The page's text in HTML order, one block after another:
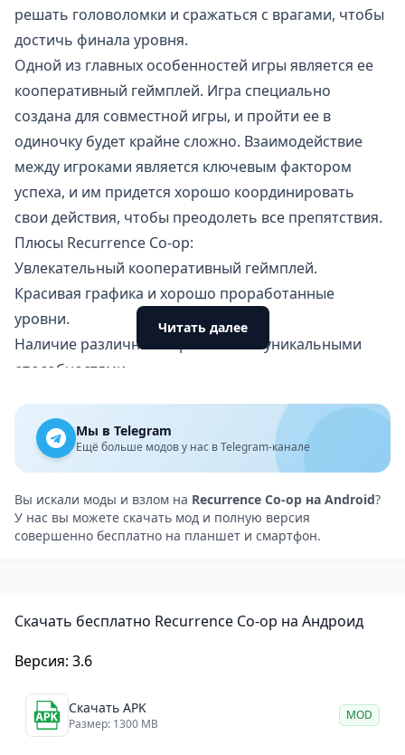
решать головоломки и сражаться с врагами, чтобы
достичь финала уровня.
Одной из главных особенностей игры является ее
кооперативный геймплей. Игра специально
создана для совместной игры, и пройти ее в
одиночку будет крайне сложно. Взаимодействие
между игроками является ключевым фактором
успеха, и им придется хорошо координировать
свои действия, чтобы преодолеть все препятствия.
Плюсы Recurrence Co-op:
Увлекательный кооперативный геймплей.
Красивая графика и хорошо проработанные
уровни.
Наличие различных персонажей с уникальными
способностями.
требующих совместных усилий для преодоления.
Возможность играть с друзьями через Интернет
или на одном устройстве.
Минусы игры:
Отсутствие полноценного сюжета или кампании
Небольшое количество уровней по сравнению с
сложными для новичков
мобильных устройств Android
Recurrence Co-op — это отличная кооперативная
игра для Android, которая предлагает игрокам
Читать далее
Мы в Telegram
Ещё больше модов у нас в Telegram-канале
Вы искали моды и взлом на Recurrence Co-op на Android?
У нас вы можете скачать мод и полную версия
совершенно бесплатно на планшет и смартфон.
Скачать бесплатно Recurrence Co-op на Андроид
Версия: 3.6
Скачать APK
Размер: 1300 MB
MOD